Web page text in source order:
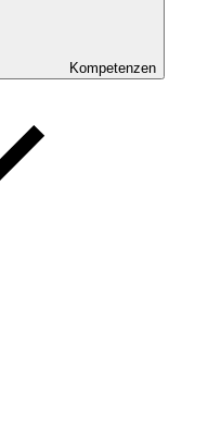
Kompetenzen